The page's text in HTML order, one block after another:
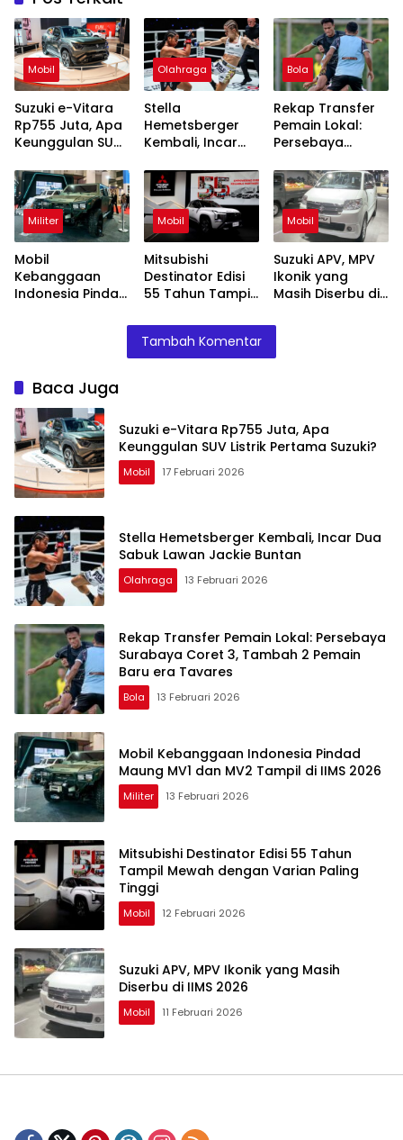
Mobil
Suzuki e-Vitara
Rp755 Juta, Apa
Keunggulan SUV
Suzuki?
Olahraga
Stella
Hemetsberger
Kembali, Incar
Lawan Jackie
Buntan
Bola
Rekap Transfer
Pemain Lokal:
Persebaya
3, Tambah 2
Pemain Baru era
Tavares
Militer
Mobil
Kebanggaan
Indonesia Pindad
Mobil
Mitsubishi
Destinator Edisi
55 Tahun Tampil
Varian Paling
Tinggi
Mobil
Suzuki APV, MPV
Ikonik yang
Masih Diserbu di
Tambah Komentar
Baca Juga
Suzuki e-Vitara Rp755 Juta, Apa
Keunggulan SUV Listrik Pertama Suzuki?
Mobil 17 Februari 2026
Stella Hemetsberger Kembali, Incar Dua
Sabuk Lawan Jackie Buntan
Olahraga 13 Februari 2026
Rekap Transfer Pemain Lokal: Persebaya
Surabaya Coret 3, Tambah 2 Pemain
Baru era Tavares
Bola 13 Februari 2026
Mobil Kebanggaan Indonesia Pindad
Maung MV1 dan MV2 Tampil di IIMS 2026
Militer 13 Februari 2026
Mitsubishi Destinator Edisi 55 Tahun
Tampil Mewah dengan Varian Paling
Tinggi
Mobil 12 Februari 2026
Suzuki APV, MPV Ikonik yang Masih
Diserbu di IIMS 2026
Mobil 11 Februari 2026